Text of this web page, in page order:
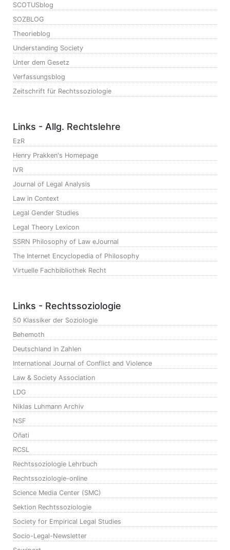
SCOTUSblog
SOZBLOG
Theorieblog
Understanding Society
Unter dem Gesetz
Verfassungsblog
Zeitschrift für Rechtssoziologie
Links - Allg. Rechtslehre
EzR
Henry Prakken's Homepage
IVR
Journal of Legal Analysis
Law in Context
Legal Gender Studies
Legal Theory Lexicon
SSRN Philosophy of Law eJournal
The Internet Encyclopedia of Philosophy
Virtuelle Fachbibliothek Recht
Links - Rechtssoziologie
50 Klassiker der Soziologie
Behemoth
Deutschland in Zahlen
International Journal of Conflict and Violence
Law & Society Association
LDG
Niklas Luhmann Archiv
NSF
Oñati
RCSL
Rechtssoziologie Lehrbuch
Rechtssoziologie-online
Science Media Center (SMC)
Sektion Rechtssoziologie
Society for Empirical Legal Studies
Socio-Legal-Newsletter